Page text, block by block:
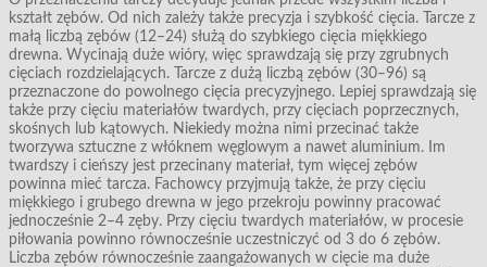
kształt zębów. Od nich zależy także precyzja i szybkość cięcia. Tarcze z
małą liczbą zębów (12–24) służą do szybkiego cięcia miękkiego
drewna. Wycinają duże wióry, więc sprawdzają się przy zgrubnych
cięciach rozdzielających. Tarcze z dużą liczbą zębów (30–96) są
przeznaczone do powolnego cięcia precyzyjnego. Lepiej sprawdzają się
także przy cięciu materiałów twardych, przy cięciach poprzecznych,
skośnych lub kątowych. Niekiedy można nimi przecinać także
tworzywa sztuczne z włóknem węglowym a nawet aluminium. Im
twardszy i cieńszy jest przecinany materiał, tym więcej zębów
powinna mieć tarcza. Fachowcy przyjmują także, że przy cięciu
miękkiego i grubego drewna w jego przekroju powinny pracować
jednocześnie 2–4 zęby. Przy cięciu twardych materiałów, w procesie
piłowania powinno równocześnie uczestniczyć od 3 do 6 zębów.
Liczba zębów równocześnie zaangażowanych w cięcie ma duże